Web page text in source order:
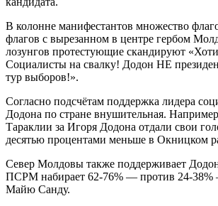
В колонне манифестантов множество
флагов с вырезанном в центре гербом
лозунгов протестующие скандируют
Социалисты на свалку! Додон НЕ
тур выборов!».
Согласно подсчётам поддержка лидера
Додона по стране внушительная.
Тараклии за Игоря Додона отдали свои
десятью процентами меньше в Окницком
Север Молдовы также поддерживает
ПСРМ набирает 62-76% — против 24-
Майю Санду.